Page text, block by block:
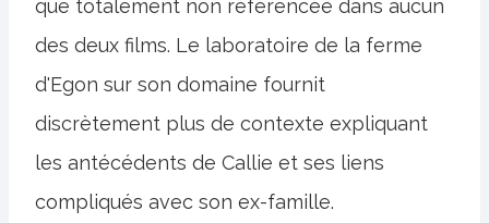
que totalement non référencée dans aucun
des deux films. Le laboratoire de la ferme
d'Egon sur son domaine fournit
discrètement plus de contexte expliquant
les antécédents de Callie et ses liens
compliqués avec son ex-famille.